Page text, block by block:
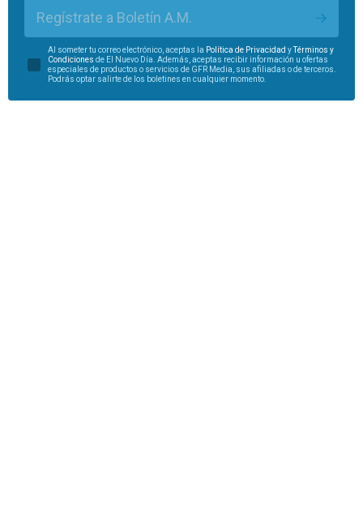
Regístrate a Boletín A.M.
Al someter tu correo electrónico, aceptas la Política de Privacidad y
Términos y
Condiciones de El Nuevo Día. Además, aceptas recibir información u ofertas
especiales de productos o servicios de GFR Media, sus afiliadas o de terceros.
Podrás optar salirte de los boletines en cualquier momento.